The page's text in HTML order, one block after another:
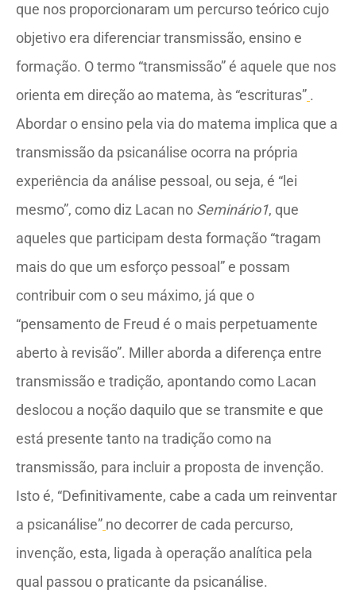
que nos proporcionaram um percurso teórico cujo
objetivo era diferenciar transmissão, ensino e
formação. O termo “transmissão” é aquele que nos
orienta em direção ao matema, às “escrituras” .
Abordar o ensino pela via do matema implica que a
transmissão da psicanálise ocorra na própria
experiência da análise pessoal, ou seja, é “lei
mesmo”, como diz Lacan no Seminário1, que
aqueles que participam desta formação “tragam
mais do que um esforço pessoal” e possam
contribuir com o seu máximo, já que o
“pensamento de Freud é o mais perpetuamente
aberto à revisão”. Miller aborda a diferença entre
transmissão e tradição, apontando como Lacan
deslocou a noção daquilo que se transmite e que
está presente tanto na tradição como na
transmissão, para incluir a proposta de invenção.
Isto é, “Definitivamente, cabe a cada um reinventar
a psicanálise” no decorrer de cada percurso,
invenção, esta, ligada à operação analítica pela
qual passou o praticante da psicanálise.